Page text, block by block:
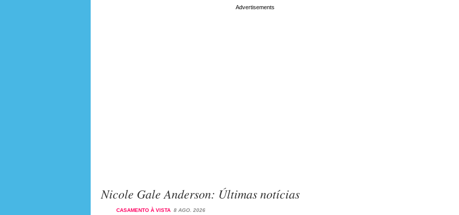
Nicole Gale Anderson: Últimas notícias
CASAMENTO À VISTA 8 AGO. 2026